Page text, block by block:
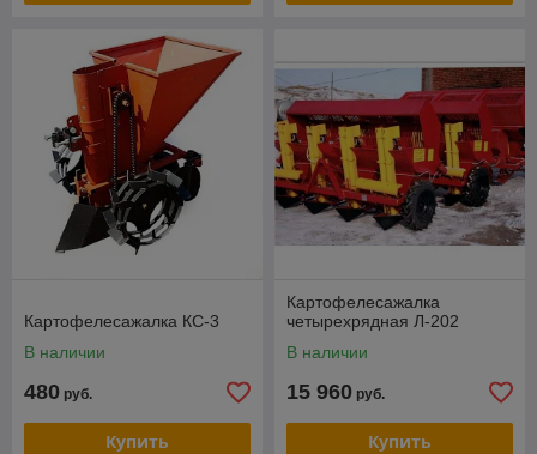
Картофелесажалка КС-3
В наличии
480 руб.
Купить
Картофелесажалка
четырехрядная Л-202
В наличии
15 960 руб.
Купить